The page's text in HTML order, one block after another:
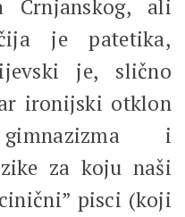
Crnjanskog, ali
je patetika,
je, slično
ironijski otklon
i
za koju naši
pisci (koji